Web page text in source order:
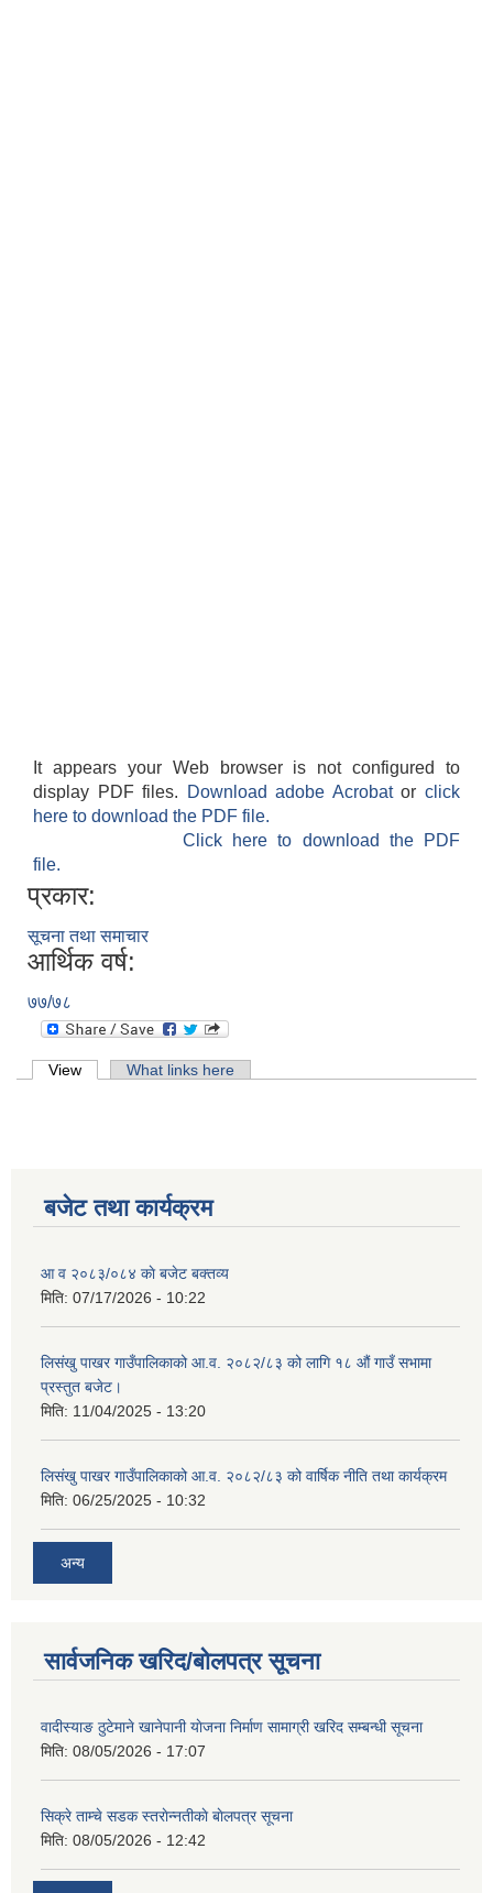
It appears your Web browser is not configured to
display PDF files.
Download adobe Acrobatorclick
here to download the PDF file.
Click here to download the PDF
file.
प्रकार:
सूचना तथा समाचार
आर्थिक वर्ष:
७७/७८
Primary tabs
View (active tab)What links here
बजेट तथा कार्यक्रम
आ व २०८३/०८४ काे बजेट बक्तव्य
मिति: 07/17/2026 - 10:22
लिसंखु पाखर गाउँपालिकाको आ.व. २०८२/८३ को लागि १८ औं गाउँ सभामा
प्रस्तुत बजेट।
मिति: 11/04/2025 - 13:20
लिसंखु पाखर गाउँपालिकाको आ.व. २०८२/८३ को वार्षिक नीति तथा कार्यक्रम
मिति: 06/25/2025 - 10:32
अन्य
सार्वजनिक खरिद/बोलपत्र सूचना
वादीस्याङ ठुटेमाने खानेपानी याेजना निर्माण सामाग्री खरिद सम्बन्धी सूचना
मिति: 08/05/2026 - 17:07
सिक्रे ताम्चे सडक स्तराेन्नतीकाे बाेलपत्र सूचना
मिति: 08/05/2026 - 12:42